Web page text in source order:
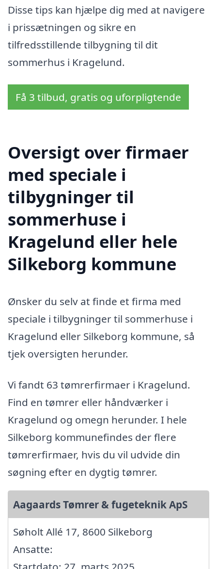
Disse tips kan hjælpe dig med at navigere
i prissætningen og sikre en
tilfredsstillende tilbygning til dit
sommerhus i Kragelund.
Få 3 tilbud, gratis og uforpligtende
Oversigt over firmaer
med speciale i
tilbygninger til
sommerhuse i
Kragelund eller hele
Silkeborg kommune
Ønsker du selv at finde et firma med
speciale i tilbygninger til sommerhuse i
Kragelund eller Silkeborg kommune, så
tjek oversigten herunder.
Vi fandt 63 tømrerfirmaer i Kragelund.
Find en tømrer eller håndværker i
Kragelund og omegn herunder. I hele
Silkeborg kommunefindes der flere
tømrerfirmaer, hvis du vil udvide din
søgning efter en dygtig tømrer.
Aagaards Tømrer & fugeteknik ApS
Søholt Allé 17, 8600 Silkeborg
Ansatte: